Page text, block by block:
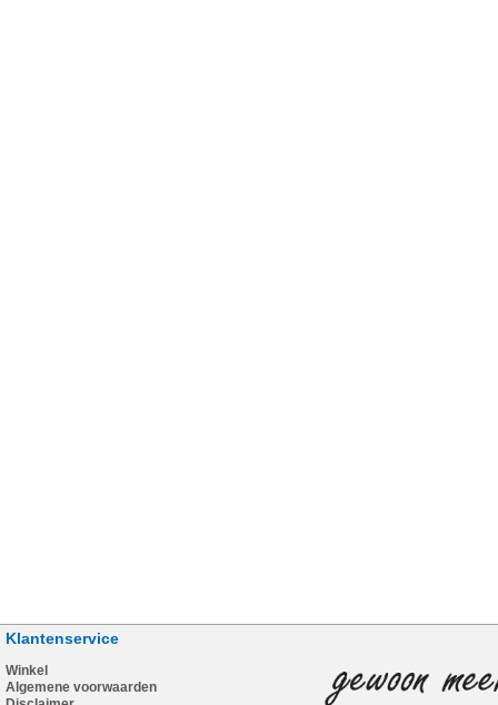
Klantenservice
Winkel
Algemene voorwaarden